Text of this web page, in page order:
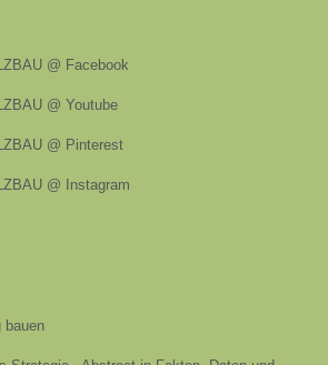
@ Facebook
@ Youtube
@ Pinterest
@ Instagram
bauen